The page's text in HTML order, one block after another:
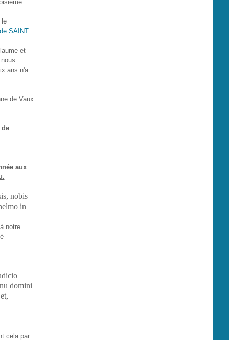
le
SAINT
et
ans n'a
de Vaux
aux
nobis
in
notre
domini
cela par